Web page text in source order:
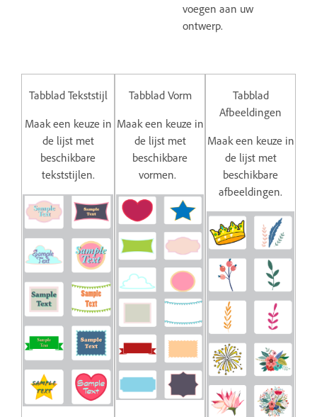
voegen aan uw
ontwerp.
Tabblad Tekststijl
Maak een keuze in
de lijst met
beschikbare
tekststijlen.
Tabblad Vorm
Maak een keuze in
de lijst met
beschikbare
vormen.
Tabblad
Afbeeldingen
Maak een keuze in
de lijst met
beschikbare
afbeeldingen.